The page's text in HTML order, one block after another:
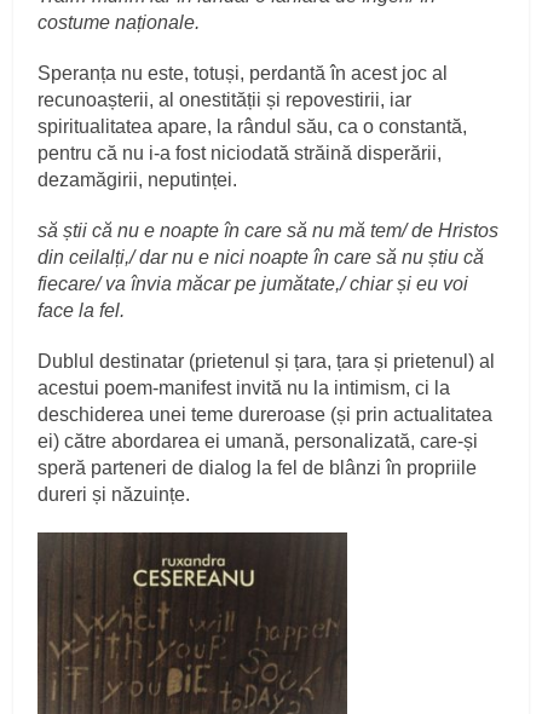
costume naționale.
Speranța nu este, totuși, perdantă în acest joc al
recunoașterii, al onestității și repovestirii, iar
spiritualitatea apare, la rândul său, ca o constantă,
pentru că nu i-a fost niciodată străină disperării,
dezamăgirii, neputinței.
să știi că nu e noapte în care să nu mă tem/ de Hristos
din ceilalți,/ dar nu e nici noapte în care să nu știu că
fiecare/ va învia măcar pe jumătate,/ chiar și eu voi
face la fel.
Dublul destinatar (prietenul și țara, țara și prietenul) al
acestui poem-manifest invită nu la intimism, ci la
deschiderea unei teme dureroase (și prin actualitatea
ei) către abordarea ei umană, personalizată, care-și
speră parteneri de dialog la fel de blânzi în propriile
dureri și năzuințe.